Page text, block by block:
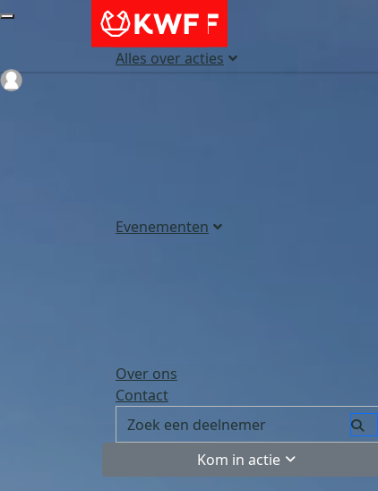
Alles over acties
Evenementen
Over ons
Contact
Kom in actie